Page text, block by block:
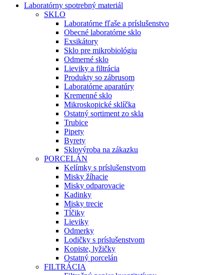
Laboratórny spotrebný materiál
SKLO
Laboratórne fľaše a príslušenstvo
Obecné laboratórne sklo
Exsikátory
Sklo pre mikrobiológiu
Odmerné sklo
Lieviky a filtrácia
Produkty so zábrusom
Laboratórne aparatúry
Kremenné sklo
Mikroskopické sklíčka
Ostatný sortiment zo skla
Trubice
Pipety
Byrety
Sklovýroba na zákazku
PORCELÁN
Kelímky s príslušenstvom
Misky žíhacie
Misky odparovacie
Kadinky
Misky trecie
Tĺčiky
Lieviky
Odmerky
Lodičky s príslušenstvom
Kopiste, lyžičky
Ostatný porcelán
FILTRÁCIA